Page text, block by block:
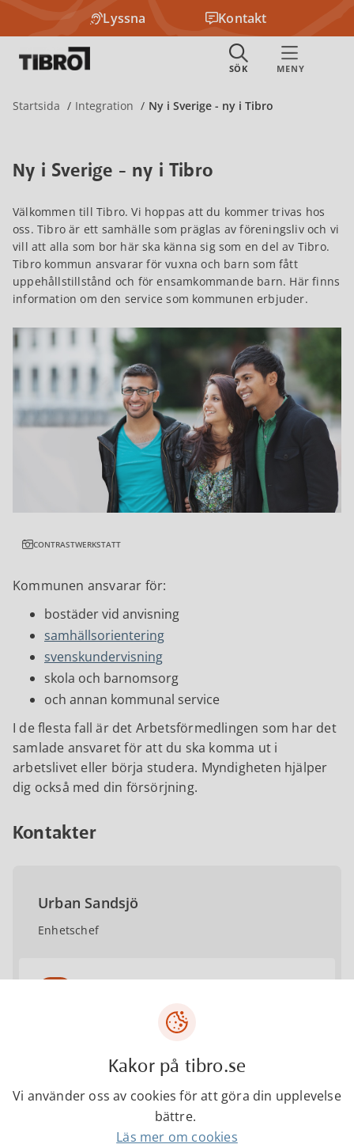
Lyssna Kontakt
Startsida Integration Ny i Sverige - ny i Tibro
Ny i Sverige - ny i Tibro
Välkommen till Tibro. Vi hoppas att du kommer trivas hos
oss. Tibro är ett samhälle som präglas av föreningsliv och vi
vill att alla som bor här ska känna sig som en del av Tibro.
Tibro kommun ansvarar för vuxna och barn som fått
uppehållstillstånd och för ensamkommande barn. Här finns
information om den service som kommunen erbjuder.
CONTRASTWERKSTATT
Kommunen ansvarar för:
bostäder vid anvisning
samhällsorientering
svenskundervisning
skola och barnomsorg
och annan kommunal service
I de flesta fall är det Arbetsförmedlingen som har det
samlade ansvaret för att du ska komma ut i
arbetslivet eller börja studera. Myndigheten hjälper
dig också med din försörjning.
Kontakter
Urban Sandsjö
Enhetschef
Kompetenscenter
Kakor på tibro.se
Vi använder oss av cookies för att göra din upplevelse
bättre.
Läs mer om cookies